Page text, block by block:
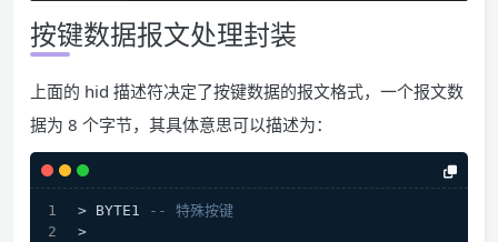
按键数据报文处理封装
上面的 hid 描述符决定了按键数据的报文格式，一个报文数
据为 8 个字节，其具体意思可以描述为：
> BYTE1
-- 特殊按键
>